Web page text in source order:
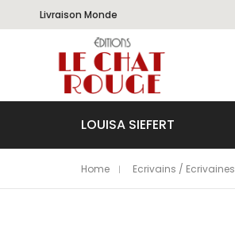
Livraison Monde
LOUISA SIEFERT
Home Ecrivains / Ecrivaines